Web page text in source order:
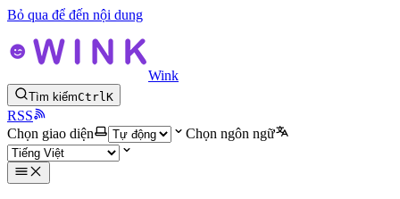
Bỏ qua để đến nội dung
Wink
Tìm kiếmCtrlK
RSS
Chọn giao diện
Chọn ngôn ngữ